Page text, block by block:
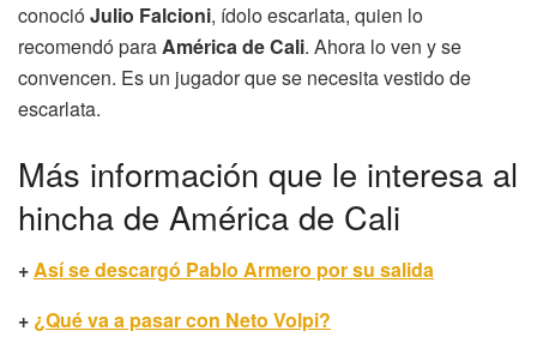
conocióJulio Falcioni, ídolo escarlata, quien lo
recomendó paraAmérica de Cali. Ahora lo ven y se
convencen. Es un jugador que se necesita vestido de
escarlata.
Más información que le interesa al
hincha de América de Cali
+Así se descargó Pablo Armero por su salida
+ ¿Qué va a pasar con Neto Volpi?